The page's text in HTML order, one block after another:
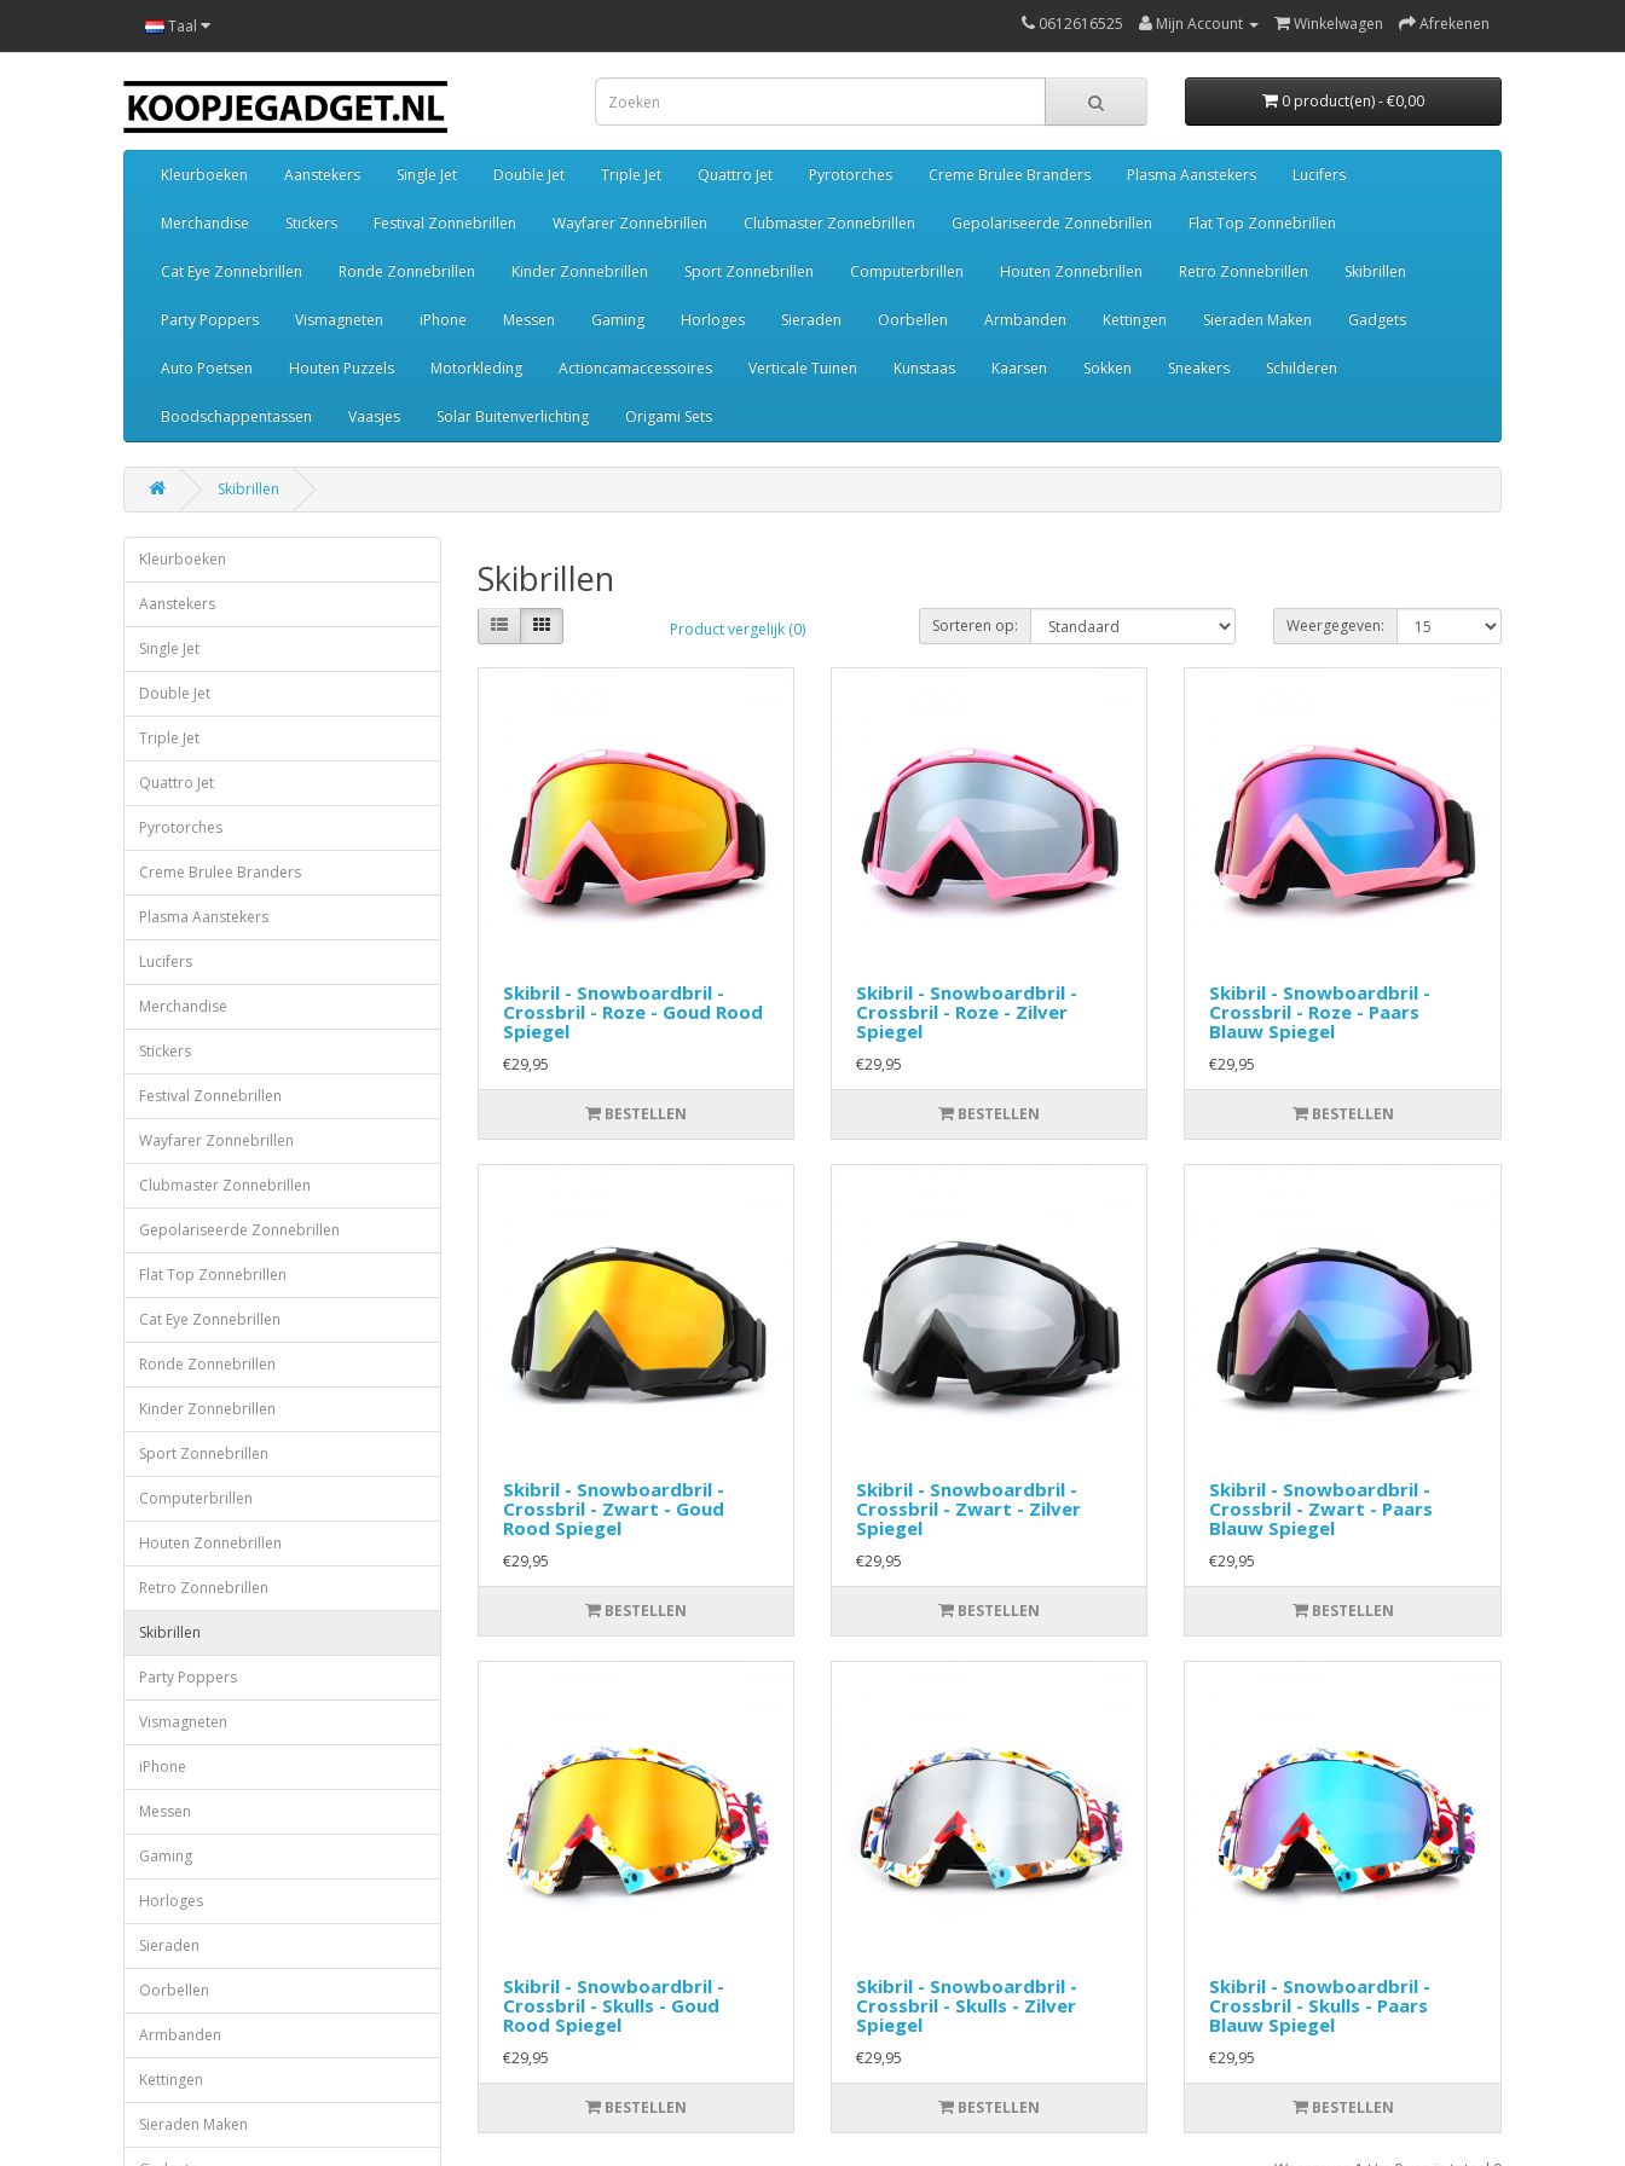
Taal 0612616525 Mijn Account Winkelwagen Afrekenen
0 product(en) - €0,00
Kleurboeken Aanstekers Single Jet Double Jet Triple Jet Quattro Jet Pyrotorches Creme Brulee Branders Plasma Aanstekers Lucifers
Merchandise Stickers Festival Zonnebrillen Wayfarer Zonnebrillen Clubmaster Zonnebrillen Gepolariseerde Zonnebrillen Flat Top Zonnebrillen
Cat Eye Zonnebrillen Ronde Zonnebrillen Kinder Zonnebrillen Sport Zonnebrillen Computerbrillen Houten Zonnebrillen Retro Zonnebrillen Skibrillen
Party Poppers Vismagneten iPhone Messen Gaming Horloges Sieraden Oorbellen Armbanden Kettingen Sieraden Maken Gadgets
Auto Poetsen Houten Puzzels Motorkleding Actioncamaccessoires Verticale Tuinen Kunstaas Kaarsen Sokken Sneakers Schilderen
Boodschappentassen Vaasjes Solar Buitenverlichting Origami Sets
Skibrillen
Kleurboeken
Aanstekers
Single Jet
Double Jet
Triple Jet
Quattro Jet
Pyrotorches
Creme Brulee Branders
Plasma Aanstekers
Lucifers
Merchandise
Stickers
Festival Zonnebrillen
Wayfarer Zonnebrillen
Clubmaster Zonnebrillen
Gepolariseerde Zonnebrillen
Flat Top Zonnebrillen
Cat Eye Zonnebrillen
Ronde Zonnebrillen
Kinder Zonnebrillen
Sport Zonnebrillen
Computerbrillen
Houten Zonnebrillen
Retro Zonnebrillen
Skibrillen
Party Poppers
Vismagneten
iPhone
Messen
Gaming
Horloges
Sieraden
Oorbellen
Armbanden
Kettingen
Sieraden Maken
Skibrillen
Product vergelijk (0) Sorteren op: Weergegeven:
Skibril - Snowboardbril -
Crossbril - Roze - Goud Rood
Spiegel
€29,95
BESTELLEN
Skibril - Snowboardbril -
Crossbril - Roze - Zilver
Spiegel
€29,95
BESTELLEN
Skibril - Snowboardbril -
Crossbril - Roze - Paars
Blauw Spiegel
€29,95
BESTELLEN
Skibril - Snowboardbril -
Crossbril - Zwart - Goud
Rood Spiegel
€29,95
BESTELLEN
Skibril - Snowboardbril -
Crossbril - Zwart - Zilver
Spiegel
€29,95
BESTELLEN
Skibril - Snowboardbril -
Crossbril - Zwart - Paars
Blauw Spiegel
€29,95
BESTELLEN
Skibril - Snowboardbril -
Crossbril - Skulls - Goud
Rood Spiegel
€29,95
BESTELLEN
Skibril - Snowboardbril -
Crossbril - Skulls - Zilver
Spiegel
€29,95
BESTELLEN
Skibril - Snowboardbril -
Crossbril - Skulls - Paars
Blauw Spiegel
€29,95
BESTELLEN